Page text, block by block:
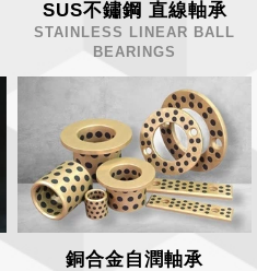
SUS不鏽鋼 直線軸承
STAINLESS LINEAR BALL
BEARINGS
銅合金自潤軸承